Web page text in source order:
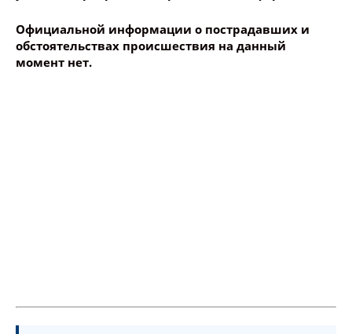
Официальной информации о пострадавших и
обстоятельствах происшествия на данный
момент нет.